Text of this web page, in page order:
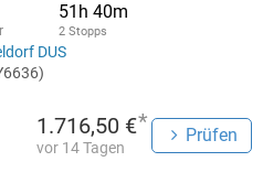
51h 40m
2 Stopps
DUS
1.716,50 €*
vor 14 Tagen
Prüfen